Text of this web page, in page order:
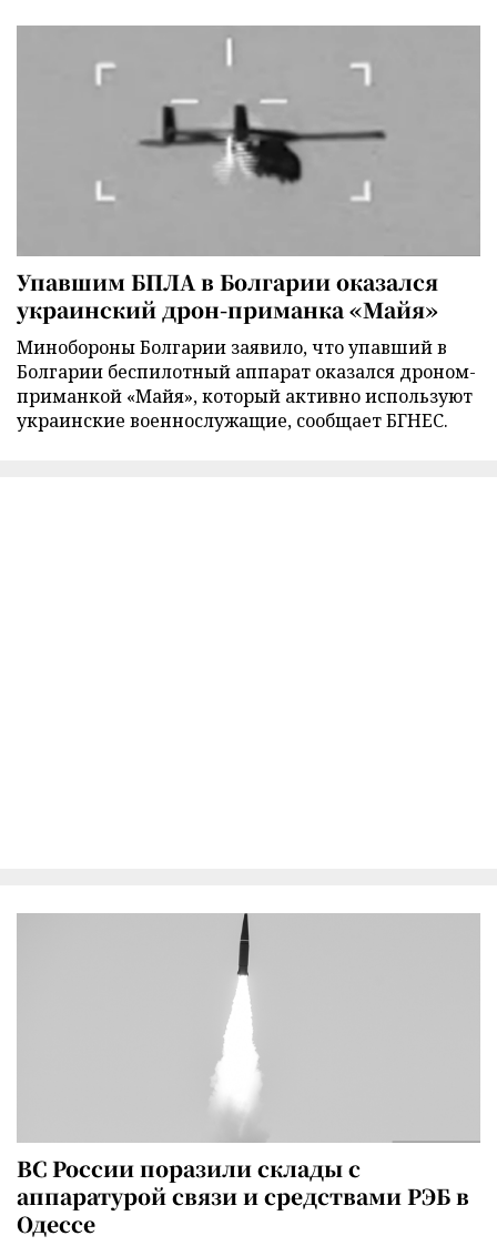
Упавшим БПЛА в Болгарии оказался
украинский дрон-приманка «Майя»
Минобороны Болгарии заявило, что упавший в
Болгарии беспилотный аппарат оказался дроном-
приманкой «Майя», который активно используют
украинские военнослужащие, сообщает БГНЕС.
ВС России поразили склады с
аппаратурой связи и средствами РЭБ в
Одессе